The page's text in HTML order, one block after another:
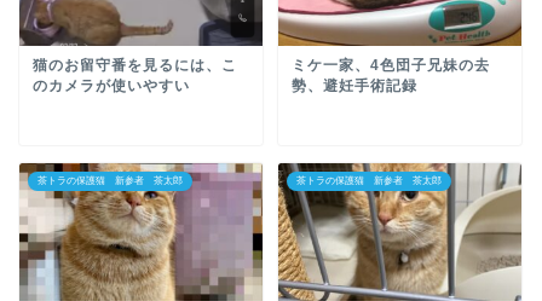
猫のお留守番を見るには、こ
のカメラが使いやすい
ミケ一家、4色団子兄妹の去
勢、避妊手術記録
茶トラの保護猫 新参者 茶太郎 茶トラの保護猫 新参者 茶太郎